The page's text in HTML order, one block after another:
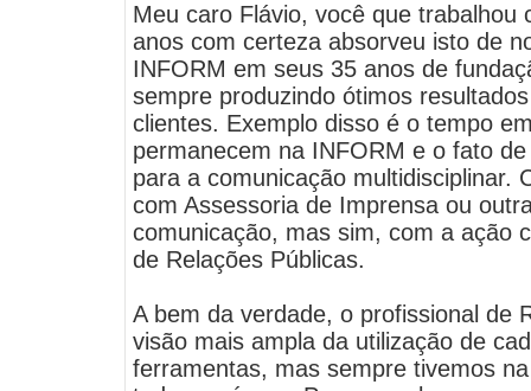
Meu caro Flávio, você que trabalhou
anos com certeza absorveu isto de
INFORM em seus 35 anos de
sempre produzindo ótimos
clientes. Exemplo disso é o tempo
permanecem na INFORM e o fato
para a comunicação multidisciplinar.
com Assessoria de Imprensa ou
comunicação, mas sim, com a ação
de Relações Públicas.
A bem da verdade, o profissional de
visão mais ampla da utilização de
ferramentas, mas sempre tivemos